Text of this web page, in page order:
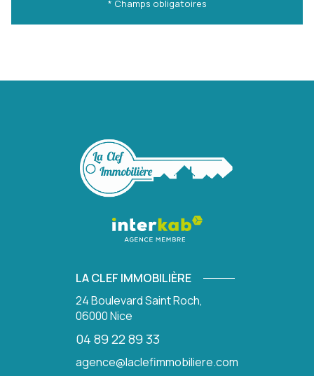
* Champs obligatoires
LA CLEF IMMOBILIÈRE
24 Boulevard Saint Roch,
06000Nice
04 89 22 89 33
agence@laclefimmobiliere.com